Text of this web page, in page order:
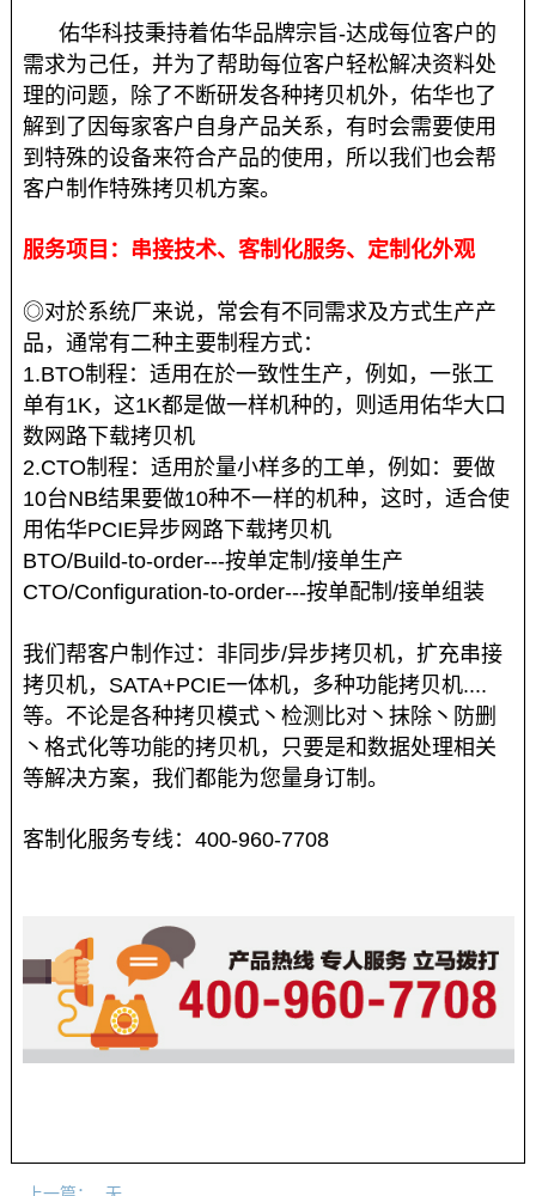
佑华科技秉持着佑华品牌宗旨-达成每位客户的
需求为己任，并为了帮助每位客户轻松解决资料处
理的问题，除了不断研发各种拷贝机外，佑华也了
解到了因每家客户自身产品关系，有时会需要使用
到特殊的设备来符合产品的使用，所以我们也会帮
客户制作特殊拷贝机方案。
服务项目：串接技术、客制化服务、定制化外观
◎对於系统厂来说，常会有不同需求及方式生产产
品，通常有二种主要制程方式：
1.BTO制程：适用在於一致性生产，例如，一张工
单有1K，这1K都是做一样机种的，则适用佑华大口
数网路下载拷贝机
2.CTO制程：适用於量小样多的工单，例如：要做
10台NB结果要做10种不一样的机种，这时，适合使
用佑华PCIE异步网路下载拷贝机
BTO/Build-to-order---按单定制/接单生产
CTO/Configuration-to-order---按单配制/接单组装
我们帮客户制作过：非同步/异步拷贝机，扩充串接
拷贝机，SATA+PCIE一体机，多种功能拷贝机....
等。不论是各种拷贝模式丶检测比对丶抹除丶防删
丶格式化等功能的拷贝机，只要是和数据处理相关
等解决方案，我们都能为您量身订制。
客制化服务专线：400-960-7708